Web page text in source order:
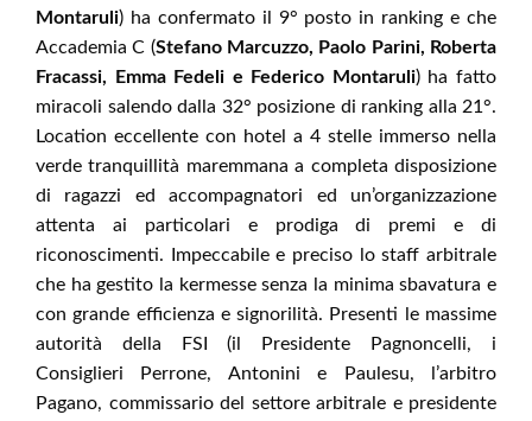
Montaruli) ha confermato il 9° posto in ranking e che
Accademia C (Stefano Marcuzzo, Paolo Parini, Roberta
Fracassi, Emma Fedeli e Federico Montaruli) ha fatto
miracoli salendo dalla 32° posizione di ranking alla 21°.
Location eccellente con hotel a 4 stelle immerso nella
verde tranquillità maremmana a completa disposizione
di ragazzi ed accompagnatori ed un’organizzazione
attenta ai particolari e prodiga di premi e di
riconoscimenti. Impeccabile e preciso lo staff arbitrale
che ha gestito la kermesse senza la minima sbavatura e
con grande efficienza e signorilità. Presenti le massime
autorità della FSI (il Presidente Pagnoncelli, i
Consiglieri Perrone, Antonini e Paulesu, l’arbitro
Pagano, commissario del settore arbitrale e presidente